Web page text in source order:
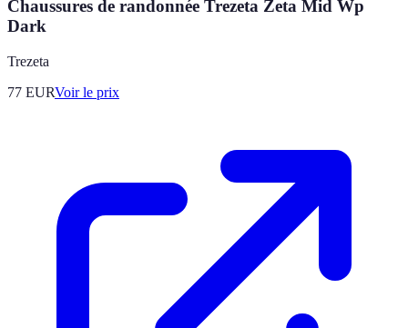
Chaussures de randonnée Trezeta Zeta Mid Wp
Dark
Trezeta
77 EURVoir le prix